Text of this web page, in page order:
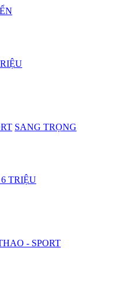
SANG TRỌNG
TRIỆU
- SPORT